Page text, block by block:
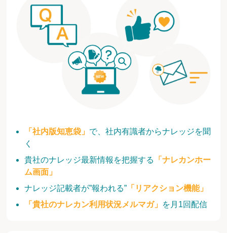
「社内版知恵袋」 で、社内有識者からナレッジを聞
く
貴社のナレッジ最新情報を把握する
「ナレカンホー
ム画面」
ナレッジ記載者が”報われる” 「リアクション機能」
「貴社のナレカン利用状況メルマガ」 を月1回配信